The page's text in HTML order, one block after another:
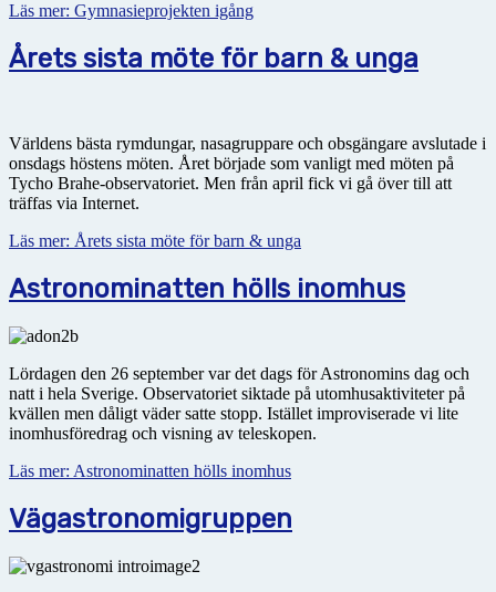
Läs mer: Gymnasieprojekten igång
Årets sista möte för barn & unga
Världens bästa rymdungar, nasagruppare och obsgängare avslutade i
onsdags höstens möten. Året började som vanligt med möten på
Tycho Brahe-observatoriet. Men från april fick vi gå över till att
träffas via Internet.
Läs mer: Årets sista möte för barn & unga
Astronominatten hölls inomhus
Lördagen den 26 september var det dags för Astronomins dag och
natt i hela Sverige. Observatoriet siktade på utomhusaktiviteter på
kvällen men dåligt väder satte stopp. Istället improviserade vi lite
inomhusföredrag och visning av teleskopen.
Läs mer: Astronominatten hölls inomhus
Vägastronomigruppen